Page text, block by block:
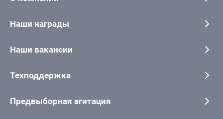
Наши награды
Наши вакансии
Техподдержка
Предвыборная агитация